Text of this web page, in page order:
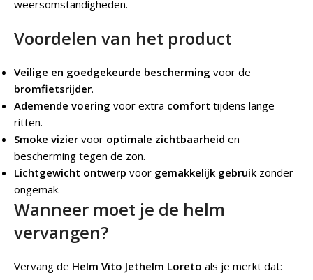
weersomstandigheden.
Voordelen van het product
Veilige en goedgekeurde bescherming voor de
bromfietsrijder.
Ademende voering voor extra comfort tijdens lange
ritten.
Smoke vizier voor optimale zichtbaarheid en
bescherming tegen de zon.
Lichtgewicht ontwerp voor gemakkelijk gebruik zonder
ongemak.
Wanneer moet je de helm
vervangen?
Vervang de Helm Vito Jethelm Loreto als je merkt dat: